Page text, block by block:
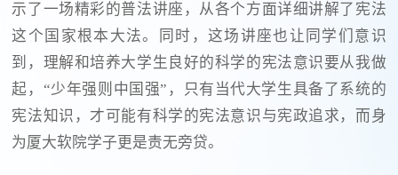
示了一场精彩的普法讲座，从各个方面详细讲解了宪法
这个国家根本大法。同时，这场讲座也让同学们意识
到，理解和培养大学生良好的科学的宪法意识要从我做
起，“少年强则中国强”，只有当代大学生具备了系统的
宪法知识，才可能有科学的宪法意识与宪政追求，而身
为厦大软院学子更是责无旁贷。